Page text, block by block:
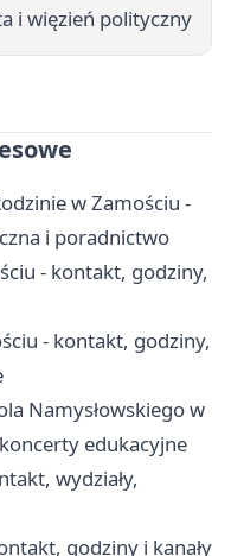
i więzień polityczny
w Zamościu -
i poradnictwo
- kontakt, godziny,
- kontakt, godziny,
Namysłowskiego w
edukacyjne
wydziały,
godziny i kanały